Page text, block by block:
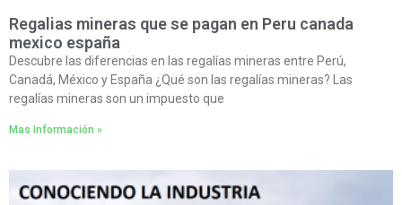
Regalias mineras que se pagan en Peru canada
mexico españa
Descubre las diferencias en las regalías mineras entre Perú,
Canadá, México y España ¿Qué son las regalías mineras? Las
regalías mineras son un impuesto que
Mas Información »